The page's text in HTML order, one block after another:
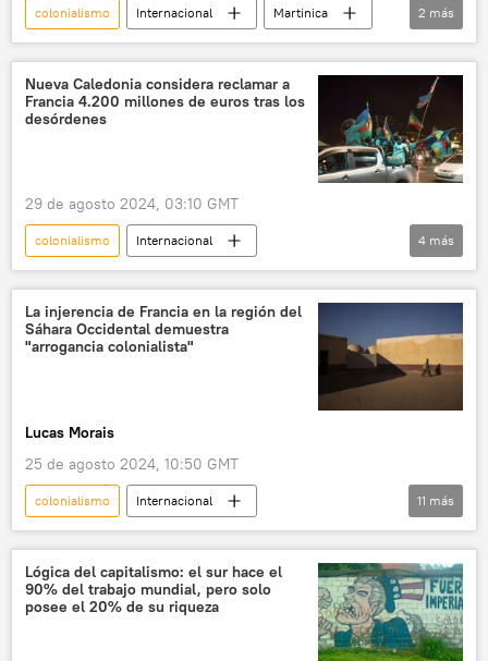
colonialismo Internacional
Martinica
Francia
protestas
2 más
Nueva Caledonia considera reclamar a
Francia 4.200 millones de euros tras los
desórdenes
29 de agosto 2024, 03:10 GMT
colonialismo
Internacional
Nueva Caledonia
Francia
neocolonialismo
Gobierno de Francia
4 más
La injerencia de Francia en la región del
Sáhara Occidental demuestra
"arrogancia colonialista"
Lucas Morais
25 de agosto 2024, 10:50 GMT
colonialismo
Internacional
Sáhara Occidental
Francia
🌍 África
💬 Opinión y Análisis
Occidente
Marruecos
España
Frente Polisario
11 más
Lógica del capitalismo: el sur hace el
90% del trabajo mundial, pero solo
posee el 20% de su riqueza